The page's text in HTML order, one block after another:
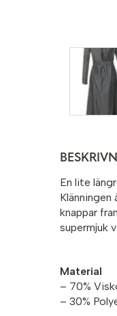
En lite
knappar
supermjuk
Material
– 70%
– 30%